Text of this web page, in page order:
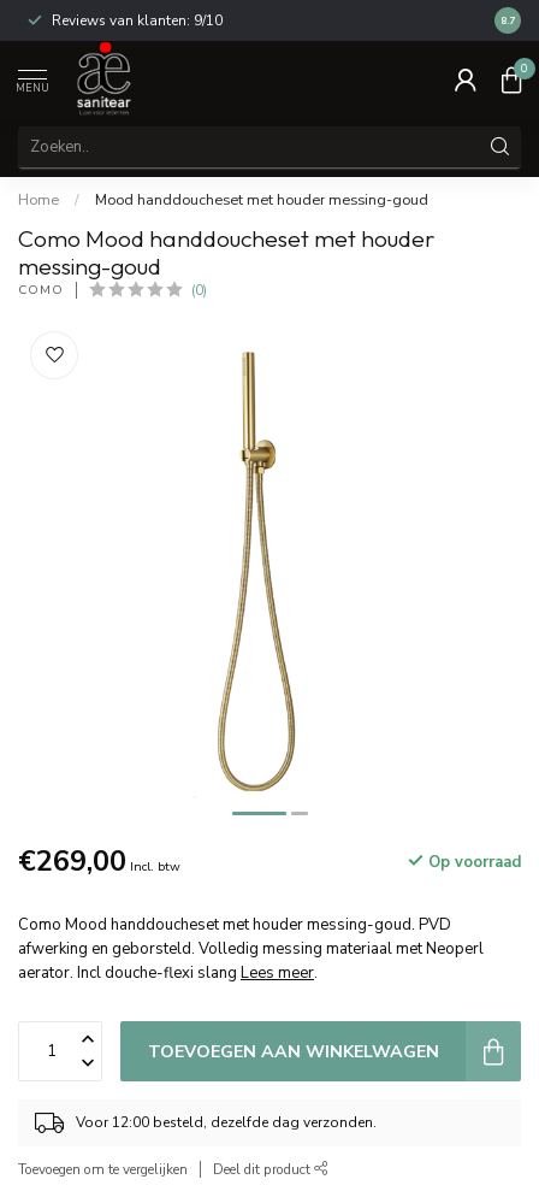
Reviews van klanten: 9/10 14
8.7
MENU
0
Home / Mood handdoucheset met houder messing-goud
Como Mood handdoucheset met houder
messing-goud
COMO (0)
€269,00 Incl. btw Op voorraad
Como Mood handdoucheset met houder messing-goud. PVD
afwerking en geborsteld. Volledig messing materiaal met Neoperl
aerator. Incl douche-flexi slang Lees meer.
TOEVOEGEN AAN WINKELWAGEN
Voor 12:00 besteld, dezelfde dag verzonden.
Toevoegen om te vergelijken Deel dit product